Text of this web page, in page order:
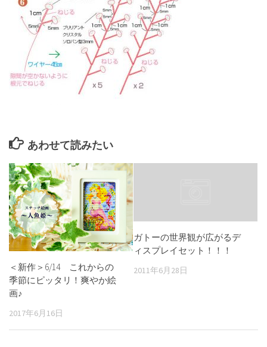
あわせて読みたい
＜新作＞6/14 これからの
季節にピッタリ！爽やか絵
画♪
2017年6月16日
ガトーの世界観が広がるデ
ィスプレイセット！！！
2011年6月28日